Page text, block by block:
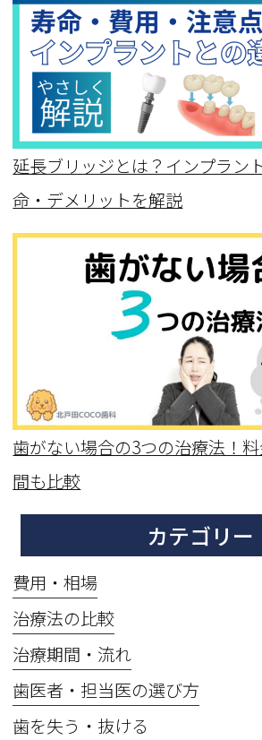
延長ブリッジとは？インプラン
命・デメリットを解説
歯がない場合の3つの治療法！
間も比較
カテゴリー
費用・相場
治療法の比較
治療期間・流れ
歯医者・担当医の選び方
歯を失う・抜ける